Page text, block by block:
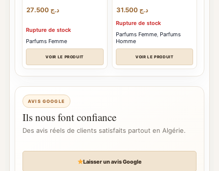
د.ج
Rupture de stock
Parfums Femme
VOIR LE PRODUIT
د.ج 31.500
Rupture de stock
Parfums Femme, Parfums
Homme
VOIR LE PRODUIT
AVIS GOOGLE
Ils nous font confiance
Des avis réels de clients satisfaits partout en Algérie.
Laisser un avis Google